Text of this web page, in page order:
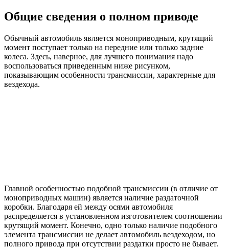
Общие сведения о полном приводе
Обычный автомобиль является моноприводным, крутящий
момент поступает только на передние или только задние
колеса. Здесь, наверное, для лучшего понимания надо
воспользоваться приведенным ниже рисунком,
показывающим особенности трансмиссии, характерные для
вездехода.
Главной особенностью подобной трансмиссии (в отличие от
моноприводных машин) является наличие раздаточной
коробки. Благодаря ей между осями автомобиля
распределяется в установленном изготовителем соотношении
крутящий момент. Конечно, одно только наличие подобного
элемента трансмиссии не делает автомобиль вездеходом, но
полного привода при отсутствии раздатки просто не бывает.